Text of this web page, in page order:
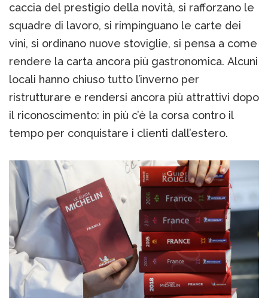
caccia del prestigio della novità, si rafforzano le
squadre di lavoro, si rimpinguano le carte dei
vini, si ordinano nuove stoviglie, si pensa a come
rendere la carta ancora più gastronomica. Alcuni
locali hanno chiuso tutto l’inverno per
ristrutturare e rendersi ancora più attrattivi dopo
il riconoscimento: in più c’è la corsa contro il
tempo per conquistare i clienti dall’estero.